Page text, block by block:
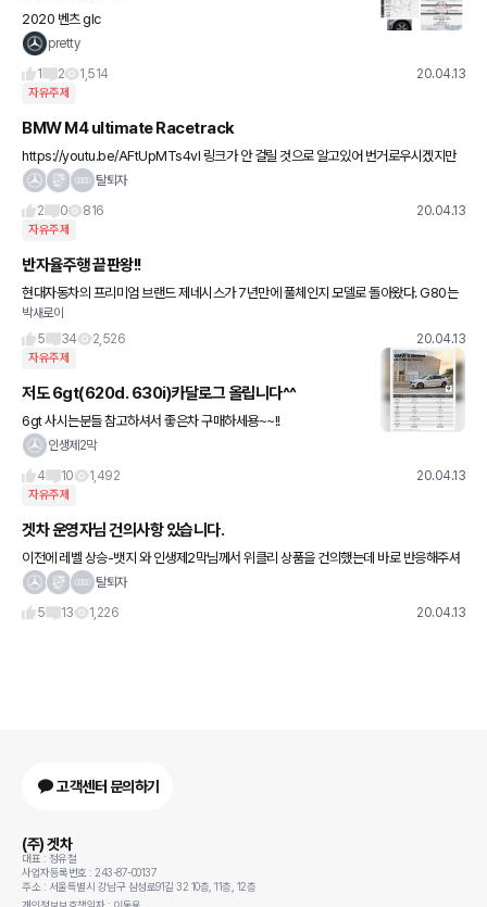
2020 벤츠 glc
pretty
1
2 1,514 20.04.13
자유주제
BMW M4 ultimate Racetrack
https://youtu.be/AFtUpMTs4vI 링크가 안 걸릴 것으로 알고있어 번거로우시겠지만
탈퇴자
2
0 816 20.04.13
자유주제
반자율주행 끝판왕!!
현대자동차의 프리미엄 브랜드 제네시스가 7년만에 풀체인지 모델로 돌아왔다. G80는
제네시스의 시작을 알린 대표 차종으로 한국형 프리미엄 중형 세단의 새로운 기준을 제시
한 모델이다. 프리미엄 세단시
박새로이
5
34 2,526 20.04.13
자유주제
저도 6gt(620d. 630i)카달로그 올립니다^^
6gt 사시는분들 참고하셔서 좋은차 구매하세용~~!!
인생제2막
4
10 1,492 20.04.13
자유주제
겟차 운영자님 건의사항 있습니다.
이전에 레벨 상승-뱃지 와 인생제2막님께서 위클리 상품을 건의했는데 바로 반응해주셔
서 다시 한번 감사합니다 ㅎㅎ 게시판에서 글 쓰고 할 때 링크기능과 사진을 다운 받고 동
탈퇴자
5
13 1,226 20.04.13
고객센터 문의하기
(주) 겟차
대표 : 정유철
사업자등록번호 : 243-87-00137
주소 : 서울특별시 강남구 삼성로91길 32 10층, 11층, 12층